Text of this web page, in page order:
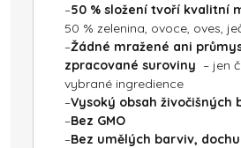
–50 % složení tvoří kvalitní
50 % zelenina, ovoce, oves,
–Žádné mražené ani
zpracované suroviny – jen
vybrané ingredience
–Vysoký obsah živočišných
–Bez GMO
–Bez umělých barviv,